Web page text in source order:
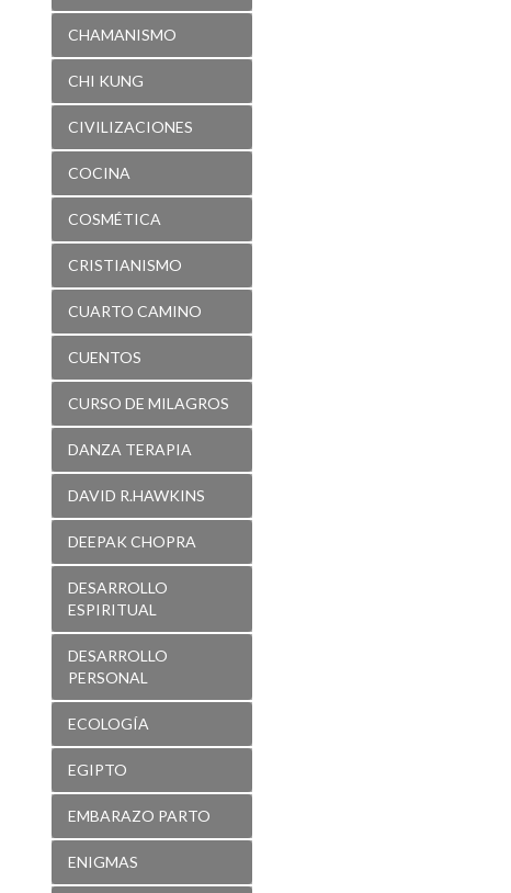
CHAMANISMO
CHI KUNG
CIVILIZACIONES
COCINA
COSMÉTICA
CRISTIANISMO
CUARTO CAMINO
CUENTOS
CURSO DE MILAGROS
DANZA TERAPIA
DAVID R.HAWKINS
DEEPAK CHOPRA
DESARROLLO
ESPIRITUAL
DESARROLLO
PERSONAL
ECOLOGÍA
EGIPTO
EMBARAZO PARTO
ENIGMAS